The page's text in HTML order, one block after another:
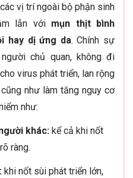
vị trí ngoài bộ phận sinh
lẫn với mụn thịt bình
hay dị ứng da. Chính sự
chủ quan, không đi
virus phát triển, lan rộng
như làm tăng nguy cơ
như:
khác: kể cả khi nốt
ràng.
khi nốt sùi phát triển lớn,